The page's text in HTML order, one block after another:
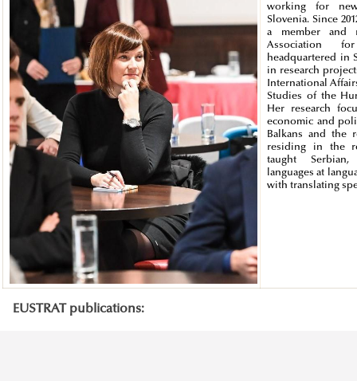
working for
Slovenia. Since
a member and
Association
headquartered in
in research
International
Studies of the
Her research
economic and
Balkans and the
residing in the
taught
languages at
with translating
EUSTRAT publications: